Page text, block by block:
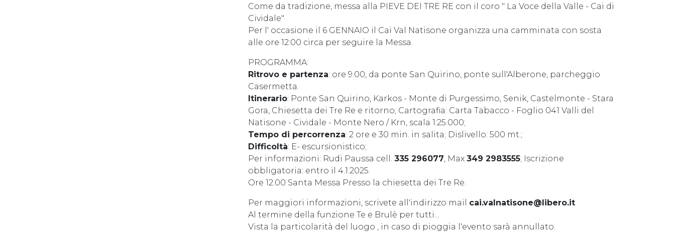
Come da tradizione, messa alla PIEVE DEI TRE RE con il coro " La Voce della Valle - Cai di
Cividale"
Per l' occasione il 6 GENNAIO il Cai Val Natisone organizza una camminata con sosta
alle ore 12:00 circa per seguire la Messa.
PROGRAMMA:
Ritrovo e partenza: ore 9.00, da ponte San Quirino, ponte sull'Alberone, parcheggio
Casermetta.
Itinerario: Ponte San Quirino, Karkos - Monte di Purgessimo, Senik, Castelmonte - Stara
Gora, Chiesetta dei Tre Re e ritorno; Cartografia: Carta Tabacco - Foglio 041 Valli del
Natisone - Cividale - Monte Nero / Krn, scala 1:25.000;
Tempo di percorrenza: 2 ore e 30 min. in salita; Dislivello: 500 mt.;
Difficoltà: E- escursionistico;
Per informazioni: Rudi Paussa cell. 335 296077, Max 349 2983555; Iscrizione
obbligatoria: entro il 4.1.2025.
Ore 12.00 Santa Messa Presso la chiesetta dei Tre Re.
Per maggiori informazioni, scrivete all'indirizzo mail cai.valnatisone@libero.it
Al termine della funzione Te e Brulè per tutti...
Vista la particolarità del luogo , in caso di pioggia l'evento sarà annullato.